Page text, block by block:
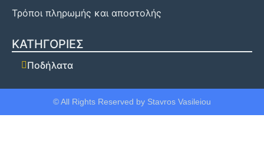
Τρόποι πληρωμής και αποστολής
ΚΑΤΗΓΟΡΙΕΣ
Ποδήλατα
© All Rights Reserved by Stavros Vasileiou